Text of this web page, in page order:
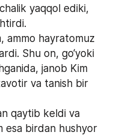
yaqqol ediki,
ammo hayratomuz
Shu on, go‘yoki
janob Kim
va tanish bir
qaytib keldi va
esa birdan hushyor